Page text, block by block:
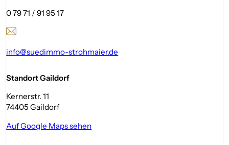
0 79 71 / 91 95 17
info@suedimmo-strohmaier.de
Standort Gaildorf
Kernerstr. 11
74405 Gaildorf
Auf Google Maps sehen